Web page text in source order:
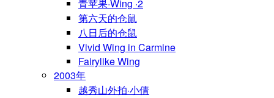
青苹果·Wing ·2
第六天的仓鼠
八日后的仓鼠
Vivid Wing in Carmine
Fairylike Wing
2003年
越秀山外拍·小倩